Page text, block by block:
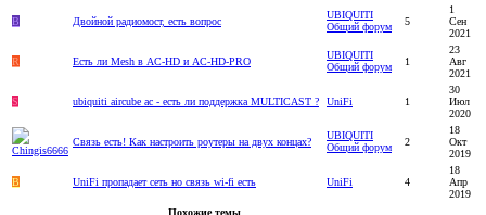
B Двойной радиомост, есть вопрос
UBIQUITI
Общий форум
5
1
Сен
2021
R Есть ли Mesh в AC-HD и AC-HD-PRO
UBIQUITI
Общий форум
1
23
Авг
2021
S ubiquiti aircube ac - есть ли поддержка MULTICAST ? UniFi 1
30
Июл
2020
Связь есть! Как настроить роутеры на двух концах?
UBIQUITI
Общий форум
2
18
Окт
2019
B UniFi пропадает сеть но связь wi-fi есть UniFi 4
18
Апр
2019
Похожие темы